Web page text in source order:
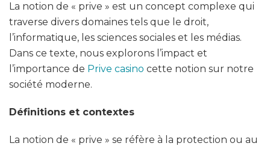
La notion de « prive » est un concept complexe qui
traverse divers domaines tels que le droit,
l’informatique, les sciences sociales et les médias.
Dans ce texte, nous explorons l’impact et
l’importance de Prive casino cette notion sur notre
société moderne.
Définitions et contextes
La notion de « prive » se réfère à la protection ou au